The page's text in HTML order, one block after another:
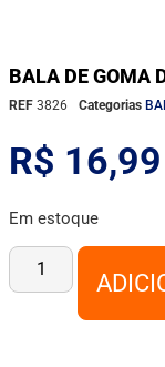
BALA DE GOMA
REF 3826 Categorias
R$ 16,99
Em estoque